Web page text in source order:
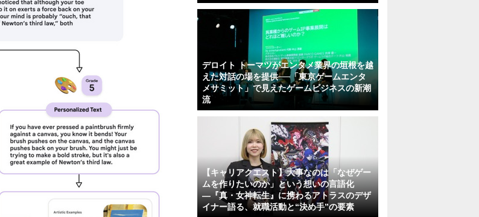
デロイト トーマツがエンタメ業界の垣根を越
えた対話の場を提供──「東京ゲームエンタ
メサミット」で見えたゲームビジネスの新潮
流
【キャリアクエスト】大事なのは「なぜゲー
ムを作りたいのか」という想いの言語化
―『真・女神転生』に携わるアトラスのデザ
イナー語る、就職活動と“決め手”の要素